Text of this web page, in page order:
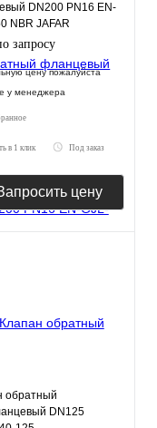
DN200 PN16 EN-
NBR JAFAR
запросу
цену пожалуйста
у менеджера
в 1 клик Под заказ
цену
обратный
DN125